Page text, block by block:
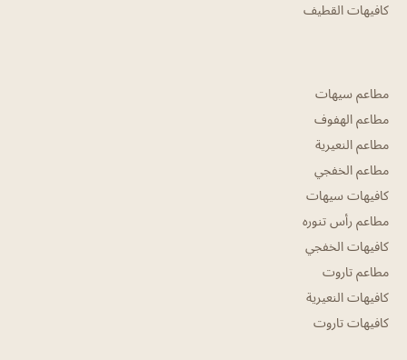
كافيهات القطيف
مطاعم سيهات
مطاعم الهفوف
مطاعم النعيرية
مطاعم الخفجي
كافيهات سيهات
مطاعم رأس تنوره
كافيهات الخفجي
مطاعم تاروت
كافيهات النعيرية
كافيهات تاروت